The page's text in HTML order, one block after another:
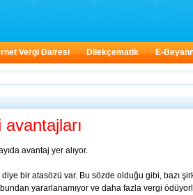
Vergi Dairesi Dilekçematik E-
avantaj yer alıyor.
bir atasözü var. Bu sözde olduğu gibi, bazı
yararlanamıyor ve daha fazla vergi